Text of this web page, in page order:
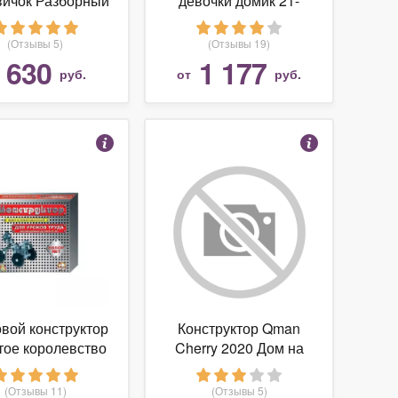
домик №1
(Отзывы 5)
630 руб.
1393
(Отзывы 19)
от 1 177 руб.
конструктор
королевство
для
(Отзывы 11)
Конструктор Qman
Cherry 2020 Дом на
колесах
(Отзывы 5)